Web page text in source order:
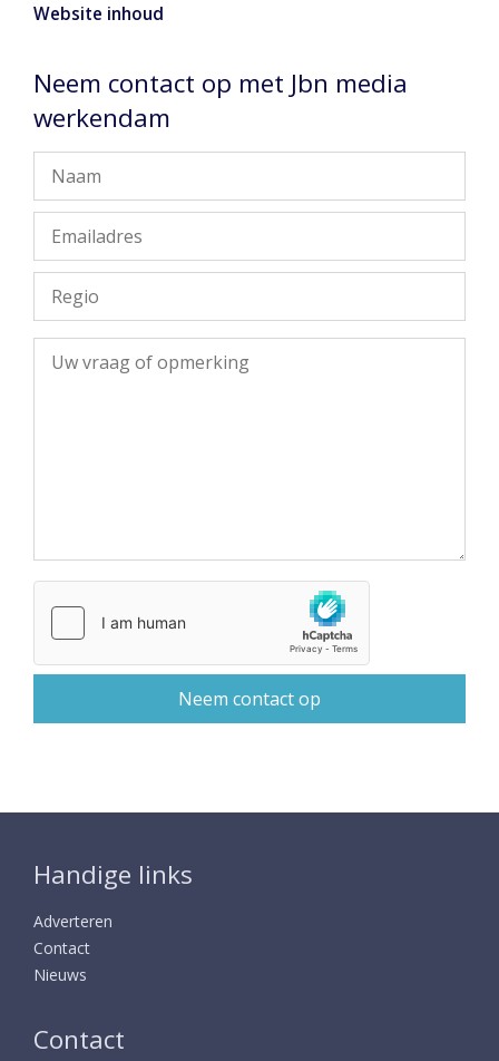
Website inhoud
Neem contact op met Jbn media
werkendam
Handige links
Adverteren
Contact
Nieuws
Contact